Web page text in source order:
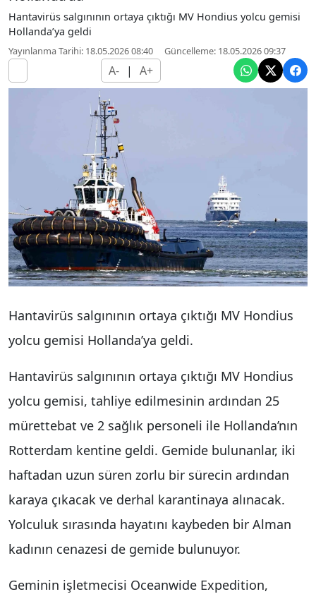
Hantavirüs salgınının ortaya çıktığı MV Hondius yolcu gemisi
Hollanda’ya geldi
Yayınlanma Tarihi: 18.05.2026 08:40 Güncelleme: 18.05.2026 09:37
A- | A+
Hantavirüs salgınının ortaya çıktığı MV Hondius
yolcu gemisi Hollanda’ya geldi.
Hantavirüs salgınının ortaya çıktığı MV Hondius
yolcu gemisi, tahliye edilmesinin ardından 25
mürettebat ve 2 sağlık personeli ile Hollanda’nın
Rotterdam kentine geldi. Gemide bulunanlar, iki
haftadan uzun süren zorlu bir sürecin ardından
karaya çıkacak ve derhal karantinaya alınacak.
Yolculuk sırasında hayatını kaybeden bir Alman
kadının cenazesi de gemide bulunuyor.
Geminin işletmecisi Oceanwide Expedition,